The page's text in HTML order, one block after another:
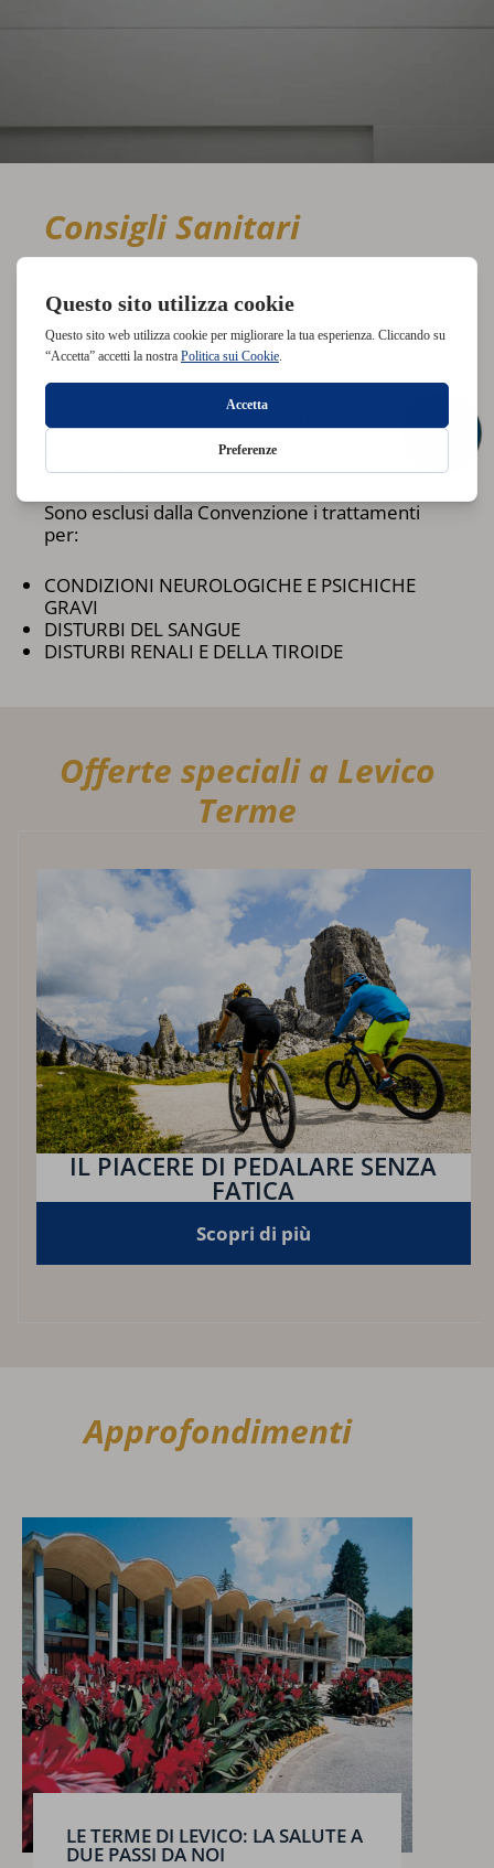
Consigli Sanitari
servizio Sanitario Nazionale per il trattamento
di comuni disturbi:
DELLE VIE RESPIRATORIE
DELLA GOLA E DELLE ORECCHIE
DELLA SFERA FEMMINILE
Sono esclusi dalla Convenzione i trattamenti
per:
CONDIZIONI NEUROLOGICHE E PSICHICHE
GRAVI
DISTURBI DEL SANGUE
DISTURBI RENALI E DELLA TIROIDE
Offerte speciali a Levico
Terme
IL PIACERE DI PEDALARE SENZA
FATICA
Scopri di più
Approfondimenti
LE TERME DI LEVICO: LA SALUTE A
DUE PASSI DA NOI